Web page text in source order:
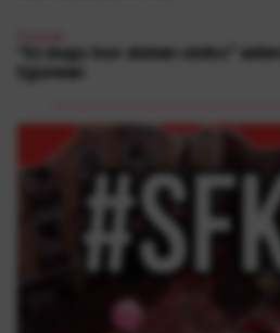
“Ez dugu inor atzean utziko”
Egunean